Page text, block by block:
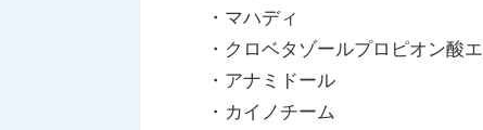
・マハディ
・クロベタゾールプロピオン酸
・アナミドール
・カイノチーム